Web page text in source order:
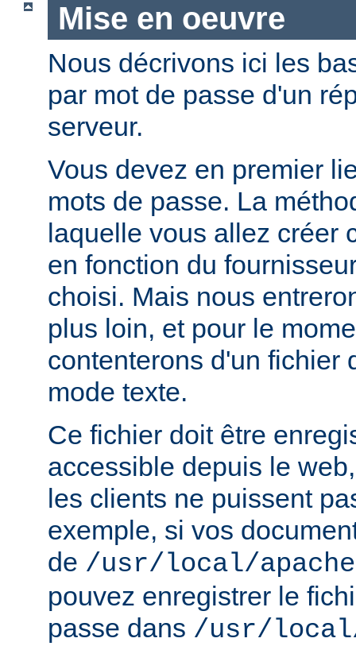
Mise en oeuvre
Nous décrivons ici les
par mot de passe d'un
serveur.
Vous devez en premier
mots de passe. La
laquelle vous allez créer
en fonction du
choisi. Mais nous
plus loin, et pour le
contenterons d'un fichier
mode texte.
Ce fichier doit être
accessible depuis le
les clients ne puissent
exemple, si vos
de /usr/local/
pouvez enregistrer le
passe dans /usr/local/